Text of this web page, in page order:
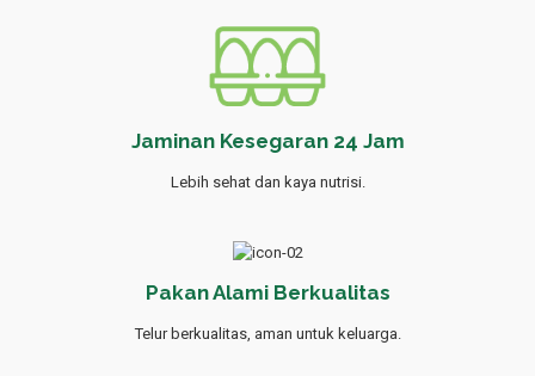
Jaminan Kesegaran 24 Jam
Lebih sehat dan kaya nutrisi.
Pakan Alami Berkualitas
Telur berkualitas, aman untuk keluarga.